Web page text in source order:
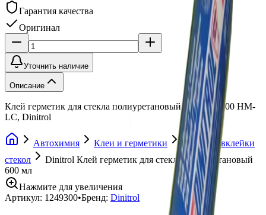
Гарантия качества
Оригинал
Уточнить наличие
Описание
Клей герметик для стекла полиуретановый 600 мл, 9100 HM-
LC, Dinitrol
Автохимия Клеи и герметики
Клеи для вклейки
стекол
Dinitrol Клей герметик для стекла полиуретановый
600 мл
Нажмите для увеличения
Артикул: 1249300•Бренд: Dinitrol